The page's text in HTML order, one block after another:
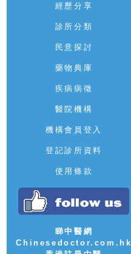
經歷分享
診所分類
民意探討
藥物典庫
疾病病徵
醫院機構
機構會員登入
登記診所資料
使用條款
睇中醫網
Chinesedoctor.com.hk